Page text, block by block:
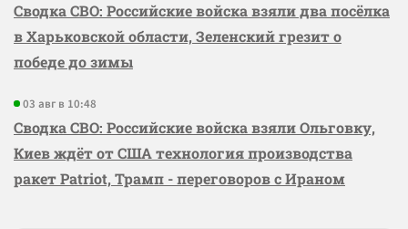
Сводка СВО: Российские войска взяли два посёлка
в Харьковской области, Зеленский грезит о
победе до зимы
03 авг в 10:48
Сводка СВО: Российские войска взяли Ольговку,
Киев ждёт от США технология производства
ракет Patriot, Трамп - переговоров с Ираном